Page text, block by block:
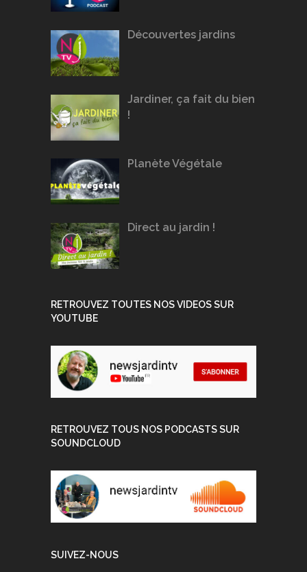
Découvertes jardins
Jardiner, ça fait du bien
!
Planète Végétale
Direct au jardin !
RETROUVEZ TOUTES NOS VIDEOS SUR
YOUTUBE
RETROUVEZ TOUS NOS PODCASTS SUR
SOUNDCLOUD
SUIVEZ-NOUS